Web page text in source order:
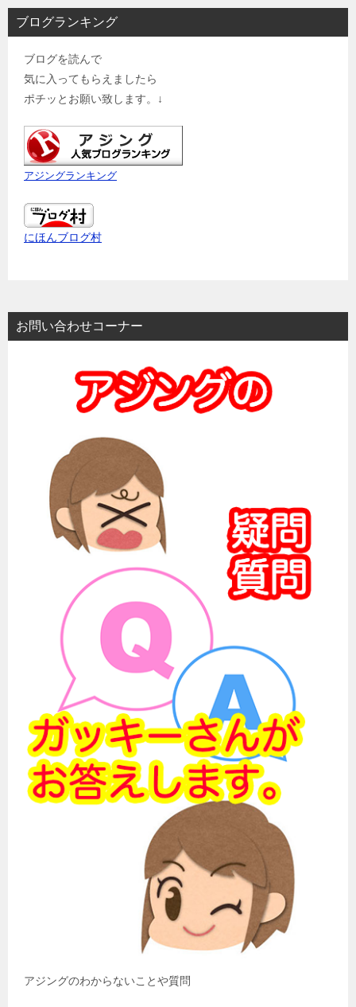
ブログランキング
ブログを読んで
気に入ってもらえましたら
ポチッとお願い致します。↓
アジングランキング
にほんブログ村
お問い合わせコーナー
アジングのわからないことや質問